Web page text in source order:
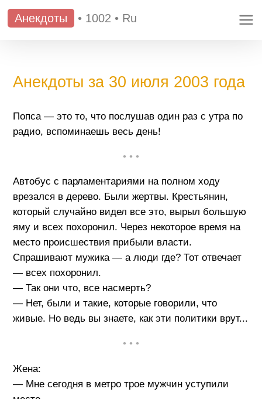
Анекдоты • 1002 • Ru
Анекдоты за 30 июля 2003 года
Попса — это то, что послушав один раз с утра по
радио, вспоминаешь весь день!
• • •
Автобус с парламентариями на полном ходу
врезался в дерево. Были жертвы. Крестьянин,
который случайно видел все это, вырыл большую
яму и всех похоронил. Через некоторое время на
место происшествия прибыли власти.
Спрашивают мужика — а люди где? Тот отвечает
— всех похоронил.
— Так они что, все насмерть?
— Нет, были и такие, которые говорили, что
живые. Но ведь вы знаете, как эти политики врут...
• • •
Жена:
— Мне сегодня в метро трое мужчин уступили